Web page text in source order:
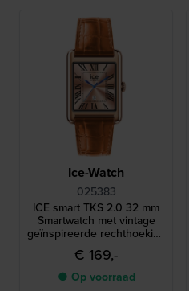
Ice-Watch
025383
ICE smart TKS 2.0 32 mm
Smartwatch met vintage
geïnspireerde rechthoekige
kast en 1,41" Amoled
touchscreen
€ 169,-
● Op voorraad